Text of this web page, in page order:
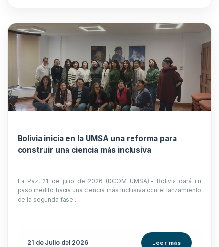
Bolivia inicia en la UMSA una reforma para
construir una ciencia más inclusiva
La Paz, 21 de julio de 2026 (DCOM-UMSA).- Bolivia dará un
paso inédito hacia una ciencia más inclusiva con el lanzamiento
de la segunda fase...
21 de Julio del 2026 Leer más